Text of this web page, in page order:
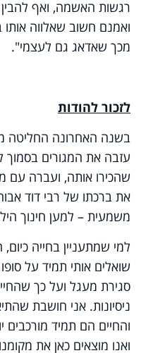
רגשות האשמה, ואף
ואמנם חשוב שאלווה
מכך שאדאג גם לעצמי".
לזכור להודות
בשנה האחרונה החליטה
עזבה את המגורים בסמוך
שהכירו אותה, ועברה עם
את ברכתו של רבי דוד
משמעית – למען חינוך
למי שמתעניין בחייה
שואלים אותי תמיד על
סגירת מעגל ועל כך
ניסיונות. אני חושבת
והחיים הם תמיד מורכבים
ואנו מוצאים כאן את